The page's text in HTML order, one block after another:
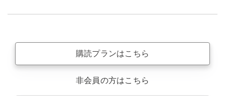
購読プランはこちら
非会員の方はこちら